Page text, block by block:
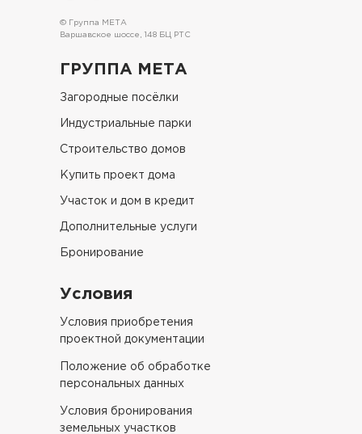
© Группа МЕТА
Варшавское шоссе, 148 БЦ РТС
ГРУППА МЕТА
Загородные посёлки
Индустриальные парки
Строительство домов
Купить проект дома
Участок и дом в кредит
Дополнительные услуги
Бронирование
Условия
Условия приобретения
проектной документации
Положение об обработке
персональных данных
Условия бронирования
земельных участков